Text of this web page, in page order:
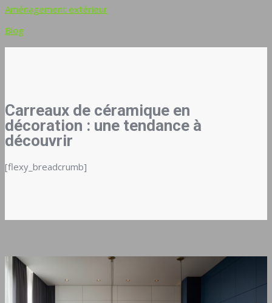
Aménagement extérieur
Blog
Carreaux de céramique en
décoration : une tendance à
découvrir
[flexy_breadcrumb]